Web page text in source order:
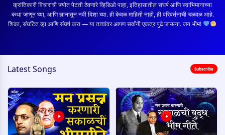
क्रांतिकारी विचारांची ज्योत पेटती ठेवणारे व्हिडिओ पाहा, इतिहासातील संघर्ष आणि स्वाभिमानाच्या
कथा जाणून घ्या, आणि ज्ञानातून नवी दिशा घ्या. ही केवळ माहिती नाही, ही परिवर्तनाची चळवळ आहे.
शिका, संघटित व्हा आणि संघर्ष करा — या तत्त्वांवर आपण सर्वांनी एकत्र पुढे जाऊया. जय भीम!
Latest Songs Subscribe